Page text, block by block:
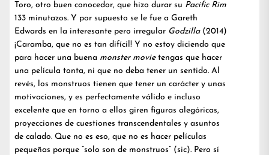
Toro, otro buen conocedor, que hizo durar su Pacific Rim
133 minutazos. Y por supuesto se le fue a Gareth
Edwards en la interesante pero irregular Godzilla(2014)
¡Caramba, que no es tan difícil! Y no estoy diciendo que
para hacer una buena monster movietengas que hacer
una película tonta, ni que no deba tener un sentido. Al
revés, los monstruos tienen que tener un carácter y unas
motivaciones, y es perfectamente válido e incluso
excelente que en torno a ellos giren figuras alegóricas,
proyecciones de cuestiones transcendentales y asuntos
de calado. Que no es eso, que no es hacer películas
pequeñas porque “solo son de monstruos” (sic). Pero sí